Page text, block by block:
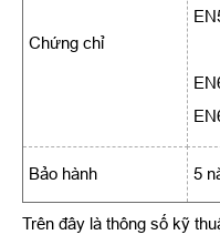
Chứng chỉ
Bảo hành 5
Trên đây là thông số kỹ